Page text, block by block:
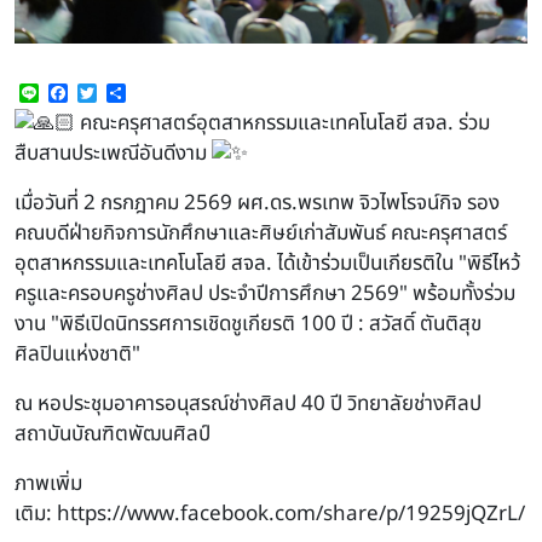
Line Facebook
Twitter
คณะครุศาสตร์อุตสาหกรรมและเทคโนโลยี สจล. ร่วม
สืบสานประเพณีอันดีงาม
เมื่อวันที่ 2 กรกฎาคม 2569 ผศ.ดร.พรเทพ จิวไพโรจน์กิจ รอง
คณบดีฝ่ายกิจการนักศึกษาและศิษย์เก่าสัมพันธ์ คณะครุศาสตร์
อุตสาหกรรมและเทคโนโลยี สจล. ได้เข้าร่วมเป็นเกียรติใน "พิธีไหว้
ครูและครอบครูช่างศิลป ประจำปีการศึกษา 2569" พร้อมทั้งร่วม
งาน "พิธีเปิดนิทรรศการเชิดชูเกียรติ 100 ปี : สวัสดิ์ ตันติสุข
ศิลปินแห่งชาติ"
ณ หอประชุมอาคารอนุสรณ์ช่างศิลป 40 ปี วิทยาลัยช่างศิลป
สถาบันบัณฑิตพัฒนศิลป์
ภาพเพิ่ม
เติม: https://www.facebook.com/share/p/19259jQZrL/